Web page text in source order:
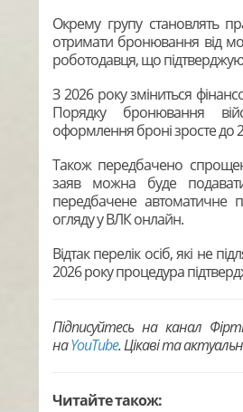
Окрему групу становлять
отримати бронювання від
роботодавця, що
З 2026 року зміниться
Порядку бронювання
оформлення броні зросте до
Також передбачено
заяв можна буде
передбачене автоматичне
огляду у ВЛК онлайн.
Відтак перелік осіб, які не
2026 року процедура
Підписуйтесь на канал
наYouTubе. Цікаві та
Читайте також: